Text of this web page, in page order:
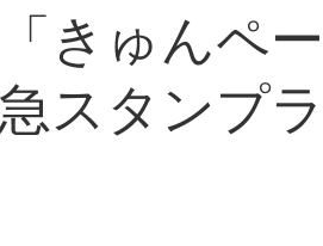
きゅんペ
スタンプ